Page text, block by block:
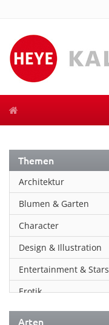
Themen
Architektur
Blumen & Garten
Character
Design & Illustration
Entertainment & Stars
Erotik
Essen & Trinken
Arten